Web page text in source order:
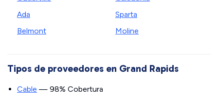
Ada
Belmont
Sparta
Moline
Tipos de proveedores en Grand Rapids
Cable — 98% Cobertura